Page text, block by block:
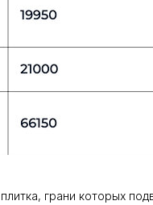
грани которых